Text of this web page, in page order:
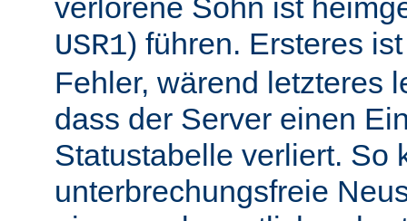
verlorene Sohn ist
USR1) führen. Ersteres
Fehler, wärend letzteres
dass der Server einen
Statustabelle verliert. So
unterbrechungsfreie